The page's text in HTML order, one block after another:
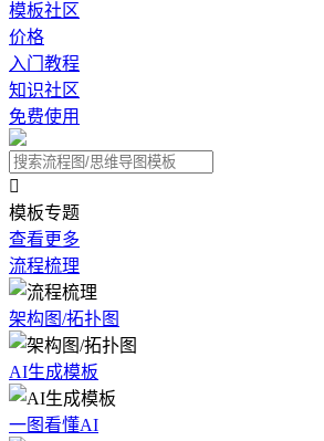
模板社区
价格
入门教程
知识社区
免费使用

模板专题
查看更多
流程梳理
架构图/拓扑图
AI生成模板
一图看懂AI